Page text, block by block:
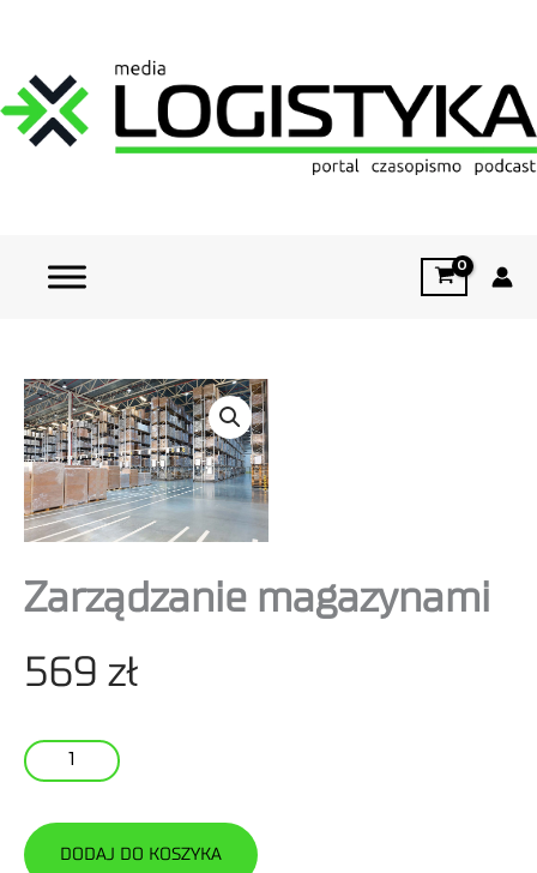
Zarządzanie magazynami
569 zł
ilość
Zarządzanie
DODAJ DO KOSZYKA